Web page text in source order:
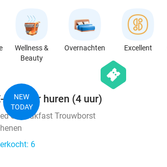
Wellness &
Beauty
Overnachten Excellent
NEW
TODAY
hexagon
events
chopper huren (4 uur)
& Breakfast Trouwborst
6